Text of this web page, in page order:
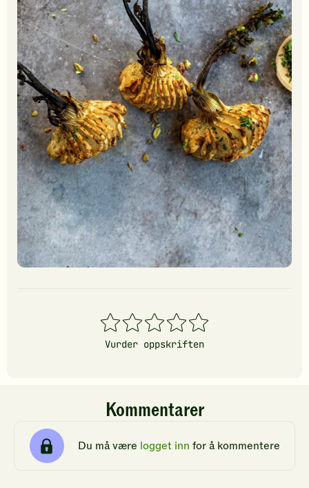
1
stjerner
2
stjerner
3
stjerner
4
stjerner
5
stjerner
Vurder oppskriften
Kommentarer
Du må være logget inn for å kommentere